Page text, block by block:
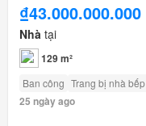
₫43.000.000.000
Nhà tại
129 m²
Ban công Trang bị nhà bếp
25 ngày ago